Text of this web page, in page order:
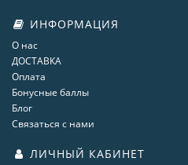
ИНФОРМАЦИЯ
О нас
ДОСТАВКА
Оплата
Бонусные баллы
Блог
Связаться с нами
ЛИЧНЫЙ КАБИНЕТ